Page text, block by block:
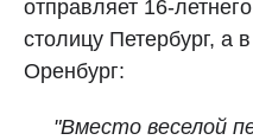
отправляет 16-
столицу Петербург, а
Оренбург:
"Вместо веселой